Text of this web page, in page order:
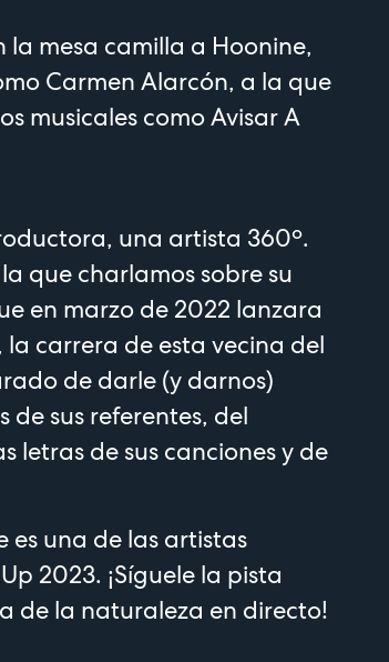
la mesa camilla a Hoonine,
Carmen Alarcón, a la que
musicales como Avisar A
una artista 360º.
que charlamos sobre su
en marzo de 2022 lanzara
la carrera de esta vecina del
de darle (y darnos)
de sus referentes, del
letras de sus canciones y de
es una de las artistas
2023. ¡Síguele la pista
de la naturaleza en directo!